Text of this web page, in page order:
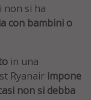
non si ha
con bambini o
in una
Ryanair impone
non si debba